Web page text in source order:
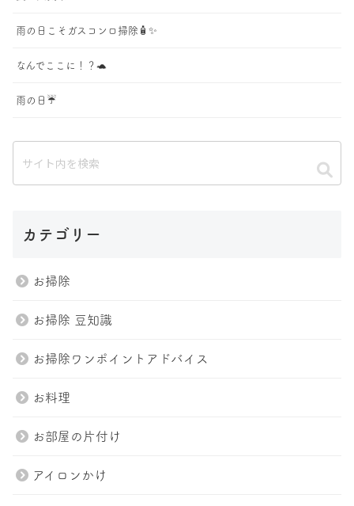
雨の日こそガスコンロ掃除🧴✨
なんでここに！？🐢
雨の日☔️
カテゴリー
お掃除
お掃除 豆知識
お掃除ワンポイントアドバイス
お料理
お部屋の片付け
アイロンかけ